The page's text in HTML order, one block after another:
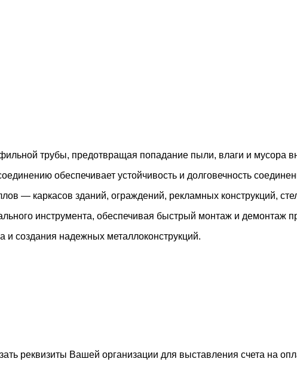
трубы, предотвращая попадание пыли, влаги и мусора
обеспечивает устойчивость и долговечность
— каркасов зданий, ограждений, рекламных конструкций,
инструмента, обеспечивая быстрый монтаж и демонтаж
и создания надежных металлоконструкций.
реквизиты Вашей организации для выставления счета на